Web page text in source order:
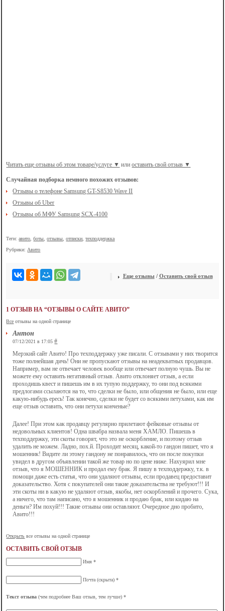
Читать еще отзывы об этом товаре/услуге ▼ илиоставить свой отзыв ▼
Случайная подборка немного похожих отзывов:
Отзывы о телефоне Samsung GT-S8530 Wave II
Отзывы об Uber
Отзывы об МФУ Samsung SCX-4100
Теги:авито ,боты ,отзывы ,отписки ,техподдержка
Рубрики: Авито
Еще отзывы / Оставить свой отзыв
1 ОТЗЫВ НА “ОТЗЫВЫ О САЙТЕ АВИТО”
Все отзывы на одной странице
Антон
07/12/2021 в 17:05 #
Мерзкий сайт Авито! Про техподдержку уже писали. С отзывами у них творится
тоже полнейшая дичь! Они не пропускают отзывы на неадекватных продавцов.
Например, вам не отвечает человек вообще или отвечает полную чушь. Вы не
можете ему оставить негативный отзыв. Авито отклоняет отзыв, а если
проходишь квест и пишешь им в их тупую поддержку, то они под всякими
предлогами ссылаются на то, что сделки не было, или общения не было, или еще
какую-нибудь ересь! Так конечно, сделки не будет со всякими петухами, как им
еще отзыв оставить, что они петухи конченые?
Далее! При этом как продавцу регулярно прилетают фейковые отзывы от
недовольных клиентов! Одна швабра назвала меня ХАМЛО. Пишешь в
техподдержку, эти скоты говорят, что это не оскорбление, и поэтому отзыв
удалить не можем. Ладно, пох.й. Проходит месяц, какой-то гандон пишет, что я
мошенник! Видите ли этому гандону не понравилось, что он после покупки
увидел в другом объявлении такой же товар но по цене ниже. Нахуярил мне
отзыв, что я МОШЕННИК и продал ему брак. Я пишу в техподдержку, т.к. в
помощи даже есть статья, что они удаляют отзывы, если продавец предоставит
доказательство. Хотя с покупателей они такие доказательства не требуют!!! И
эти скоты ни в какую не удаляют отзыв, якобы, нет оскорблений и прочего. Сука,
а ничего, что там написано, что я мошенник и продаю брак, или кидаю на
деньги? Им похуй!!! Такие отзывы они оставляют. Очередное дно пробито,
Авито!!!
Открыть все отзывы на одной странице
ОСТАВИТЬ СВОЙ ОТЗЫВ
Имя *
Почта (скрыта) *
Текст отзыва (чем подробнее Ваш отзыв, тем лучше) *